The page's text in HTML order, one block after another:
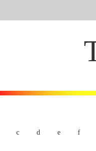
c d e f